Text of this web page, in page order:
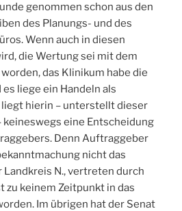
genommen schon aus den
des Planungs- und des
Wenn auch in diesen
die Wertung sei mit dem
das Klinikum habe die
liege ein Handeln als
hierin – unterstellt dieser
eine Entscheidung
Denn Auftraggeber
nicht das
N., vertreten durch
zu keinem Zeitpunkt in das
Im übrigen hat der Senat